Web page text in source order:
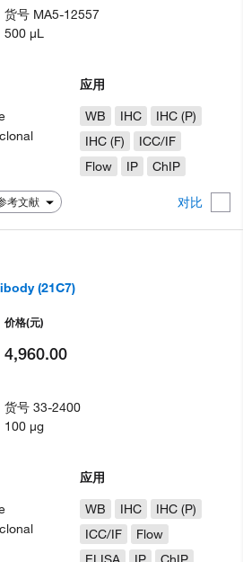
考文献 对比
应用
WB
IHC
IHC (P)
IHC (F)
ICC/IF
Flow
IP ChIP
货号 MA5-12557
500 µL
(21C7)
应用
WB
IHC
IHC (P)
ICC/IF
Flow
价格(元)
4,960.00
货号33-2400
100 µg